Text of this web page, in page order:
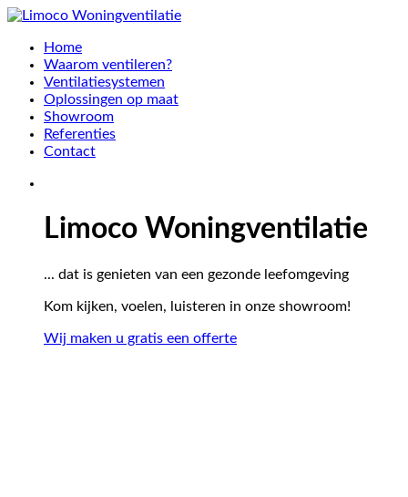
Home
Waarom ventileren?
Ventilatiesystemen
Oplossingen op maat
Showroom
Referenties
Contact
Limoco Woningventilatie
... dat is genieten van een gezonde leefomgeving
Kom kijken, voelen, luisteren in onze showroom!
Wij maken u gratis een offerte